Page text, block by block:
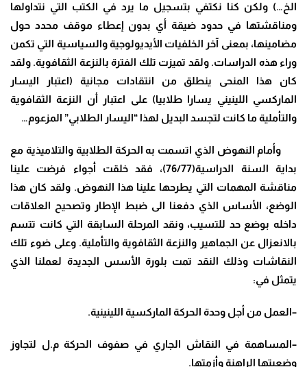
الخ…) ولكن كنا نكتفي بتسجيل ما يرد في الكتب التي نتداولها
ومناقشتها في حدود ضيقة أي بدون إعطاء موقف محدد حول
مضامينها، بمعنى آخر الخلفيات الأيديولوجية والسياسية التي تكمن
وراء هذه الدراسات. ولقد تميزت تلك الفترة بالنزعة الثقافوية. ولقد
كان هذا المنحى ينطلق من انتقادات مجانية (اعتبار اليسار
الماركسي اللينيني يسارا طلابيا) على اعتبار أن النزعة الثقافوية
والتأملية ما كانت لتجسد البديل لهذا “اليسار الطلابي” المزعوم…
وأمام النهوض الذي اتسمت به الحركة الطلابية والتلاميذية مع
بداية السنة الدراسية(76/77)، فقد خلقت أجواء فرضت علينا
مناقشة المهمات التي يطرحها علينا هذا النهوض. ولقد كان هذا
الوضع، الأساس الذي دفعنا الى ضبط الإطار وتصحيح العلاقات
داخله بوضع حد للتسيب، ونقد المرحلة السابقة التي كانت تتسم
بالانعزال عن الجماهير والنزعة الثقافوية والتأملية. وعلى ضوء تلك
النقاشات وذلك النقد تمت بلورة الأسس الجديدة لعملنا الذي
يتمثل في:
–العمل من أجل وحدة الحركة الماركسية اللينينية.
–المساهمة في النقاش الجاري في صفوف الحركة م.ل لتجاوز
وضعيتها الراهنة وأزمتها.